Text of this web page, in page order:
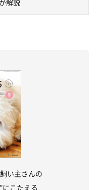
上れない茶々丸ちゃん。
。
先生が解説します。
解説
い主さんの
にこたえる